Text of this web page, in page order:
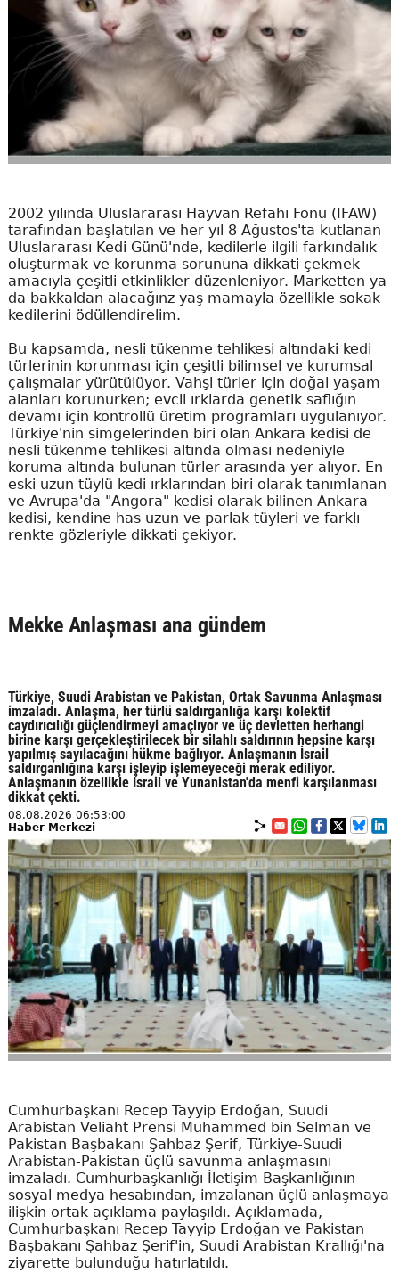
2002 yılında Uluslararası Hayvan Refahı Fonu (IFAW)
tarafından başlatılan ve her yıl 8 Ağustos'ta kutlanan
Uluslararası Kedi Günü'nde, kedilerle ilgili farkındalık
oluşturmak ve korunma sorununa dikkati çekmek
amacıyla çeşitli etkinlikler düzenleniyor. Marketten ya
da bakkaldan alacağınz yaş mamayla özellikle sokak
kedilerini ödüllendirelim.
Bu kapsamda, nesli tükenme tehlikesi altındaki kedi
türlerinin korunması için çeşitli bilimsel ve kurumsal
çalışmalar yürütülüyor. Vahşi türler için doğal yaşam
alanları korunurken; evcil ırklarda genetik saflığın
devamı için kontrollü üretim programları uygulanıyor.
Türkiye'nin simgelerinden biri olan Ankara kedisi de
nesli tükenme tehlikesi altında olması nedeniyle
koruma altında bulunan türler arasında yer alıyor. En
eski uzun tüylü kedi ırklarından biri olarak tanımlanan
ve Avrupa'da "Angora" kedisi olarak bilinen Ankara
kedisi, kendine has uzun ve parlak tüyleri ve farklı
renkte gözleriyle dikkati çekiyor.
Mekke Anlaşması ana gündem
Türkiye, Suudi Arabistan ve Pakistan, Ortak Savunma Anlaşması
imzaladı. Anlaşma, her türlü saldırganlığa karşı kolektif
caydırıcılığı güçlendirmeyi amaçlıyor ve üç devletten herhangi
birine karşı gerçekleştirilecek bir silahlı saldırının hepsine karşı
yapılmış sayılacağını hükme bağlıyor. Anlaşmanın İsrail
saldırganlığına karşı işleyip işlemeyeceği merak ediliyor.
Anlaşmanın özellikle İsrail ve Yunanistan'da menfi karşılanması
dikkat çekti.
08.08.2026 06:53:00
Haber Merkezi
Cumhurbaşkanı Recep Tayyip Erdoğan, Suudi
Arabistan Veliaht Prensi Muhammed bin Selman ve
Pakistan Başbakanı Şahbaz Şerif, Türkiye-Suudi
Arabistan-Pakistan üçlü savunma anlaşmasını
imzaladı. Cumhurbaşkanlığı İletişim Başkanlığının
sosyal medya hesabından, imzalanan üçlü anlaşmaya
ilişkin ortak açıklama paylaşıldı. Açıklamada,
Cumhurbaşkanı Recep Tayyip Erdoğan ve Pakistan
Başbakanı Şahbaz Şerif'in, Suudi Arabistan Krallığı'na
ziyarette bulunduğu hatırlatıldı.